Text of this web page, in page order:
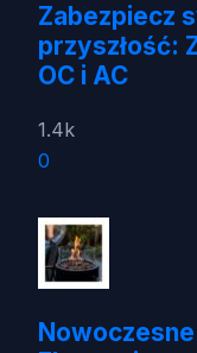
Zabezpiecz
przyszłość:
OC i AC
1.4k
0